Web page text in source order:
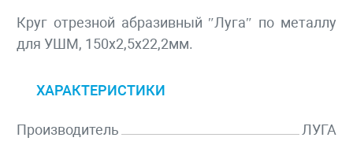
Круг отрезной абразивный ″Луга″ по металлу
для УШМ, 150х2,5х22,2мм.
ХАРАКТЕРИСТИКИ
Производитель
ЛУГА